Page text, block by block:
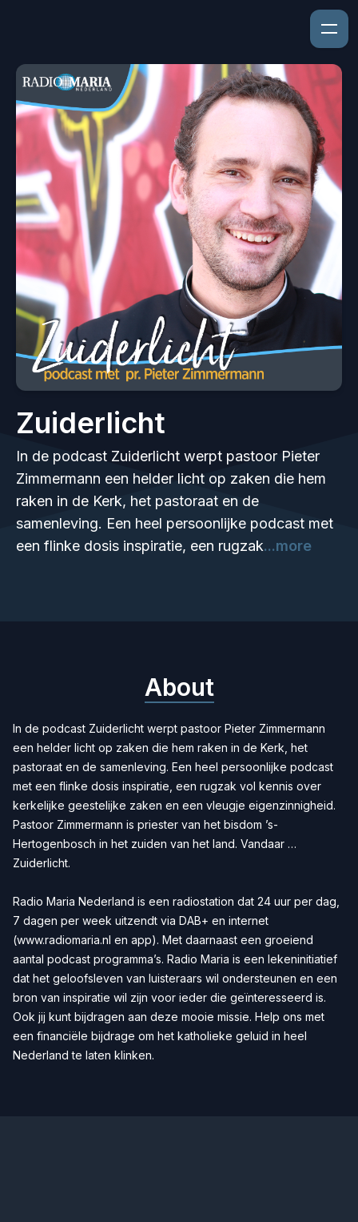
Zuiderlicht
In de podcast Zuiderlicht werpt pastoor Pieter
Zimmermann een helder licht op zaken die hem
raken in de Kerk, het pastoraat en de
samenleving. Een heel persoonlijke podcast met
een flinke dosis inspiratie, een rugzak...more
About
In de podcast Zuiderlicht werpt pastoor Pieter Zimmermann
een helder licht op zaken die hem raken in de Kerk, het
pastoraat en de samenleving. Een heel persoonlijke podcast
met een flinke dosis inspiratie, een rugzak vol kennis over
kerkelijke geestelijke zaken en een vleugje eigenzinnigheid.
Pastoor Zimmermann is priester van het bisdom ’s-
Hertogenbosch in het zuiden van het land. Vandaar …
Zuiderlicht.
Radio Maria Nederland is een radiostation dat 24 uur per dag,
7 dagen per week uitzendt via DAB+ en internet
(www.radiomaria.nl en app). Met daarnaast een groeiend
aantal podcast programma’s. Radio Maria is een lekeninitiatief
dat het geloofsleven van luisteraars wil ondersteunen en een
bron van inspiratie wil zijn voor ieder die geïnteresseerd is.
Ook jij kunt bijdragen aan deze mooie missie. Help ons met
een financiële bijdrage om het katholieke geluid in heel
Nederland te laten klinken.